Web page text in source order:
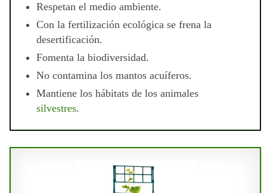
Respetan el medio ambiente.
Con la fertilización ecológica se frena la
desertificación.
Fomenta la biodiversidad.
No contamina los mantos acuíferos.
Mantiene los hábitats de los animales
silvestres.